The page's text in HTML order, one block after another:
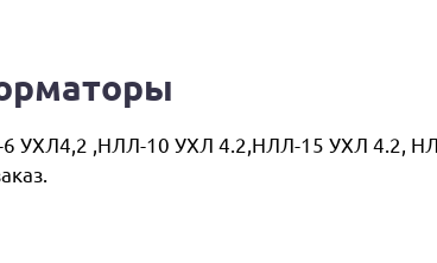
УХЛ4,2 ,НЛЛ-10 УХЛ 4.2,НЛЛ-15 УХЛ 4.2,